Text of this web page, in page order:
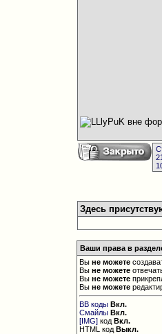
Здесь
Ваши права в
Выне можете
Выне можете
Выне можете
Выне можете
BB коды Вкл.
Смайлы Вкл.
[IMG] кодВкл.
HTML кодВыкл.